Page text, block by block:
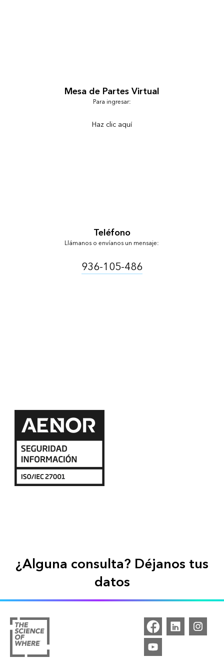
Mesa de Partes Virtual
Para ingresar:
Haz clic aquí
Teléfono
Llámanos o envíanos un mensaje:
936-105-486
¿Alguna consulta? Déjanos tus
datos